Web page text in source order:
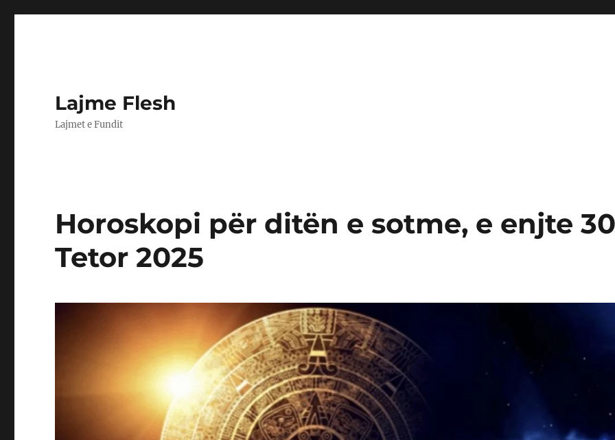
Lajme Flesh
Lajmet e Fundit
Horoskopi për ditën e sotme, e enjte
Tetor 2025